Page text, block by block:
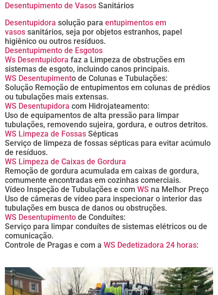
Desentupimento de Vasos Sanitários
Desentupidora solução para entupimentos em
vasos sanitários, seja por objetos estranhos, papel
higiênico ou outros resíduos.
Desentupimento de Esgotos
Ws Desentupidora faz a Limpeza de obstruções em
sistemas de esgoto, incluindo canos principais.
WS Desentupimento de Colunas e Tubulações:
Solução Remoção de entupimentos em colunas de prédios
ou tubulações mais extensas.
WS Desentupidora com Hidrojateamento:
Uso de equipamentos de alta pressão para limpar
tubulações, removendo sujeira, gordura, e outros detritos.
WS Limpeza de Fossas Sépticas
Serviço de limpeza de fossas sépticas para evitar acúmulo
de resíduos.
WS Limpeza de Caixas de Gordura
Remoção de gordura acumulada em caixas de gordura,
comumente encontradas em cozinhas comerciais.
Vídeo Inspeção de Tubulações e com WS na Melhor Preço
Uso de câmeras de vídeo para inspecionar o interior das
tubulações em busca de danos ou obstruções.
WS Desentupimento de Conduítes:
Serviço para limpar conduítes de sistemas elétricos ou de
comunicação.
Controle de Pragas e com a WS Dedetizadora 24 horas: